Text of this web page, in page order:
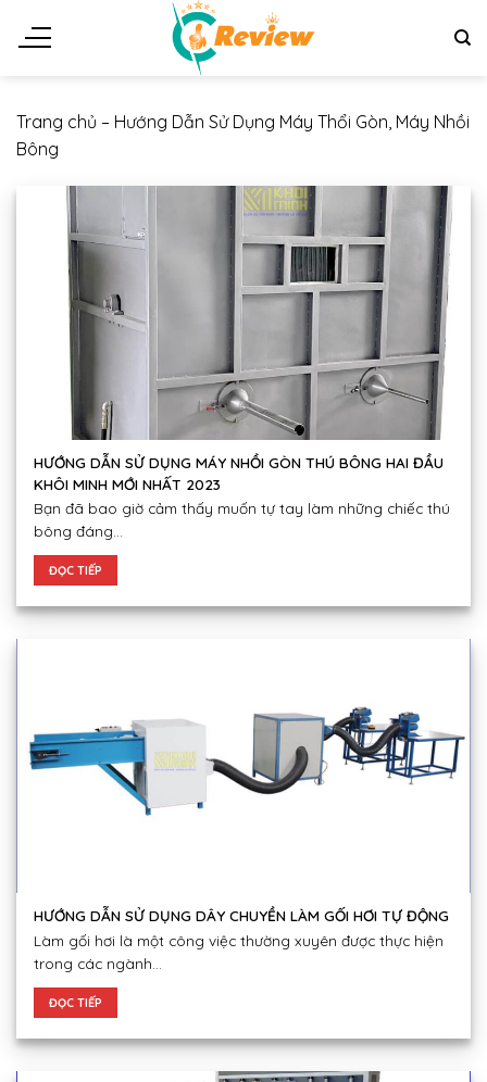
đến
Trang chủ – Hướng Dẫn Sử Dụng Máy Thổi Gòn, Máy Nhồi
Bông
HƯỚNG DẪN SỬ DỤNG MÁY NHỒI GÒN THÚ BÔNG HAI ĐẦU
KHÔI MINH MỚI NHẤT 2023
Bạn đã bao giờ cảm thấy muốn tự tay làm những chiếc thú
bông đáng...
ĐỌC TIẾP
HƯỚNG DẪN SỬ DỤNG DÂY CHUYỀN LÀM GỐI HƠI TỰ ĐỘNG
Làm gối hơi là một công việc thường xuyên được thực hiện
trong các ngành...
ĐỌC TIẾP